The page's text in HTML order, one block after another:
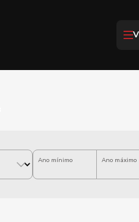
Ano mínimo Ano máximo